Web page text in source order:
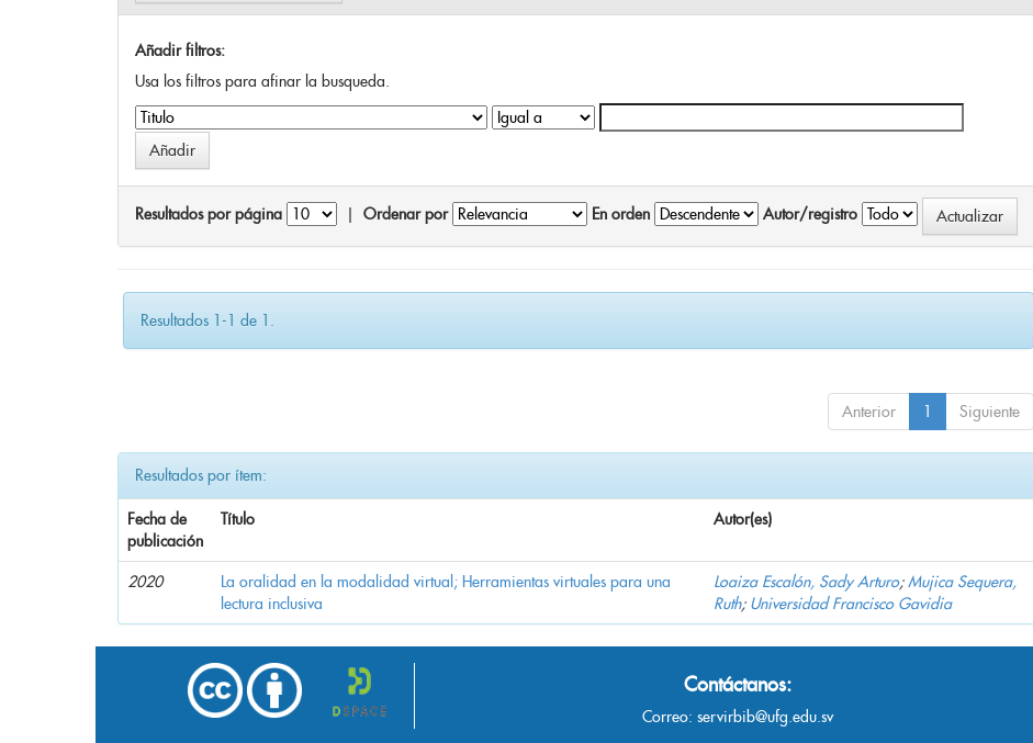
Añadir filtros:
Usa los filtros para afinar la busqueda.
Resultados por página Ordenar por En orden Autor/registro
Resultados 1-1 de 1.
Anterior 1 Siguiente
Resultados por ítem:
Fecha de
publicación
Título Autor(es)
2020
La oralidad en la modalidad virtual; Herramientas virtuales para una
lectura inclusiva
Loaiza Escalón, Sady Arturo;Mujica Sequera,
Ruth; Universidad Francisco Gavidia
Contáctanos:
Correo: servirbib@ufg.edu.sv